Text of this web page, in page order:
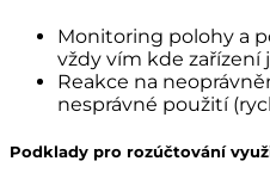
Monitoring polohy a
vždy vím kde zařízení
Reakce na
nesprávné použití
Podklady pro rozúčtování